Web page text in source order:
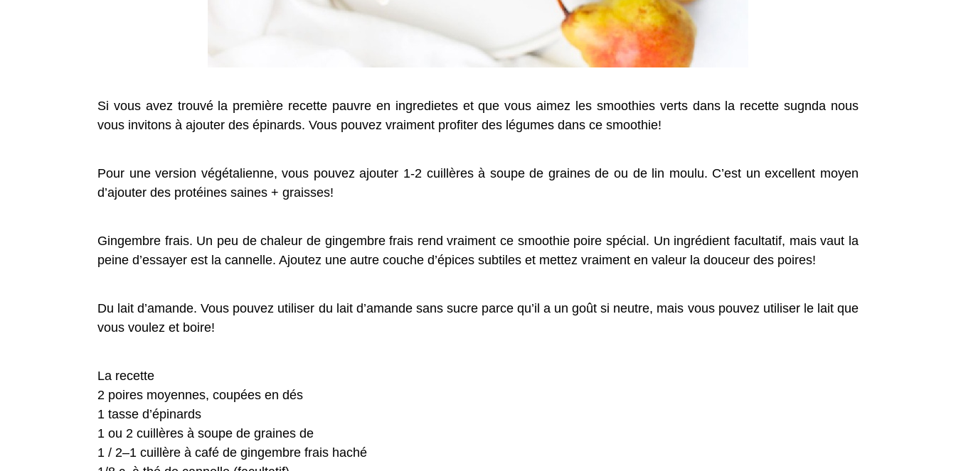
Si vous avez trouvé la première recette pauvre en ingredietes et que vous aimez les smoothies verts dans la recette sugnda nous
vous invitons à ajouter des épinards. Vous pouvez vraiment profiter des légumes dans ce smoothie!
Pour une version végétalienne, vous pouvez ajouter 1-2 cuillères à soupe de graines de ou de lin moulu. C’est un excellent moyen
d’ajouter des protéines saines + graisses!
Gingembre frais. Un peu de chaleur de gingembre frais rend vraiment ce smoothie poire spécial. Un ingrédient facultatif, mais vaut la
peine d’essayer est la cannelle. Ajoutez une autre couche d’épices subtiles et mettez vraiment en valeur la douceur des poires!
Du lait d’amande. Vous pouvez utiliser du lait d’amande sans sucre parce qu’il a un goût si neutre, mais vous pouvez utiliser le lait que
vous voulez et boire!
La recette
2 poires moyennes, coupées en dés
1 tasse d’épinards
1 ou 2 cuillères à soupe de graines de
1 / 2–1 cuillère à café de gingembre frais haché